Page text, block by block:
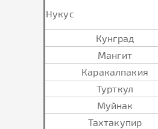
Нукус
Кунград
Мангит
Каракалпакия
Турткул
Муйнак
Тахтакупир